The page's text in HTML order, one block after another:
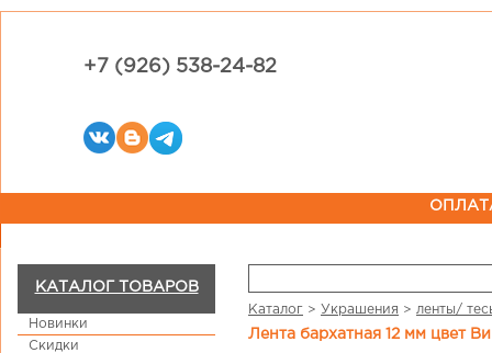
+7 (926) 538-24-82
КАТАЛОГ ТОВАРОВ
Новинки
Скидки
Каталог > Украшения > ленты/
Лента бархатная 12 мм цвет